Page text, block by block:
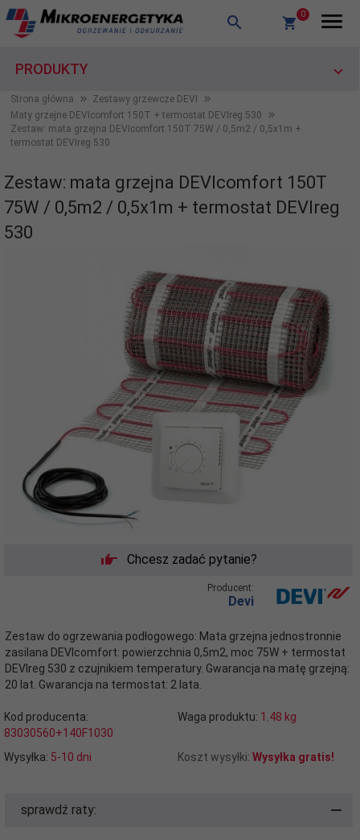
0
PRODUKTY
Strona główna
Zestawy grzewcze DEVI
Maty grzejne DEVIcomfort 150T + termostat DEVIreg 530
Zestaw: mata grzejna DEVIcomfort 150T 75W / 0,5m2 / 0,5x1m +
termostat DEVIreg 530
Zestaw: mata grzejna DEVIcomfort 150T
75W / 0,5m2 / 0,5x1m + termostat DEVIreg
530
Chcesz zadać pytanie?
Producent:
Devi
Zestaw do ogrzewania podłogowego: Mata grzejna jednostronnie
zasilana DEVIcomfort: powierzchnia 0,5m2, moc 75W + termostat
DEVIreg 530 z czujnikiem temperatury. Gwarancja na matę grzejną:
20 lat. Gwarancja na termostat: 2 lata.
Kod producenta:
83030560+140F1030
Waga produktu: 1.48 kg
Wysyłka: 5-10 dni Koszt wysyłki: Wysyłka gratis!
sprawdź raty: